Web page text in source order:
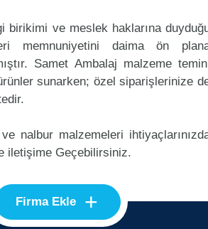
birikimi ve meslek haklarına
memnuniyetini daima ön
Samet Ambalaj malzeme
sunarken; özel siparişlerinize
nalbur malzemeleri
iletişime Geçebilirsiniz.
Firma Ekle +